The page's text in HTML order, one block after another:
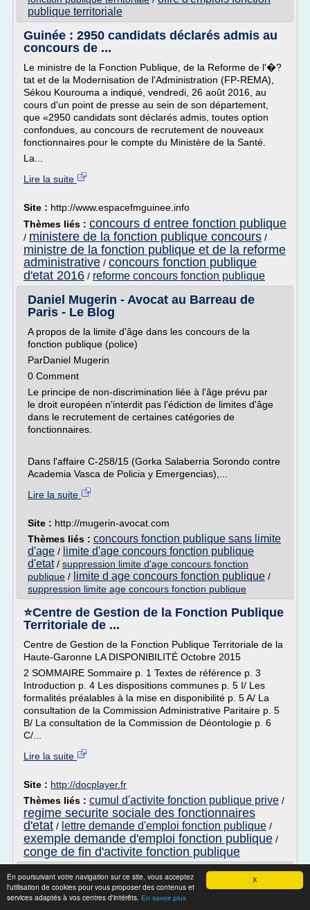
X
En poursuivant votre navigation sur ce site, vous acceptez
l'utilisation de cookies pour vous proposer des contenus et
services adaptés à vos centres d'intérêts. En savoir plus
publique territoriale
Guinée : 2950 candidats déclarés admis au
concours de ...
Le ministre de la Fonction Publique, de la Reforme de l'�?
tat et de la Modernisation de l'Administration (FP-REMA),
Sékou Kourouma a indiqué, vendredi, 26 août 2016, au
cours d'un point de presse au sein de son département,
que «2950 candidats sont déclarés admis, toutes option
confondues, au concours de recrutement de nouveaux
fonctionnaires pour le compte du Ministère de la Santé.
La...
Lire la suite
Site : http://www.espacefmguinee.info
Thèmes liés : concours d entree fonction publique
/ ministere de la fonction publique concours /
ministre de la fonction publique et de la reforme
administrative / concours fonction publique
d'etat 2016 / reforme concours fonction publique
Daniel Mugerin - Avocat au Barreau de
Paris - Le Blog
A propos de la limite d'âge dans les concours de la
fonction publique (police)
ParDaniel Mugerin
0 Comment
Le principe de non-discrimination liée à l'âge prévu par
le droit européen n'interdit pas l'édiction de limites d'âge
dans le recrutement de certaines catégories de
fonctionnaires.
Dans l'affaire C-258/15 (Gorka Salaberria Sorondo contre
Academia Vasca de Policia y Emergencias),...
Lire la suite
Site : http://mugerin-avocat.com
Thèmes liés : concours fonction publique sans limite
d'age / limite d'age concours fonction publique
d'etat/ suppression limite d'age concours fonction
publique / limite d age concours fonction publique /
suppression limite age concours fonction publique
⭐Centre de Gestion de la Fonction Publique
Territoriale de ...
Centre de Gestion de la Fonction Publique Territoriale de la
Haute-Garonne LA DISPONIBILITÉ Octobre 2015
2 SOMMAIRE Sommaire p. 1 Textes de référence p. 3
Introduction p. 4 Les dispositions communes p. 5 I/ Les
formalités préalables à la mise en disponibilité p. 5 A/ La
consultation de la Commission Administrative Paritaire p. 5
B/ La consultation de la Commission de Déontologie p. 6
C/...
Lire la suite
Site : http://docplayer.fr
Thèmes liés : cumul d'activite fonction publique prive /
regime securite sociale des fonctionnaires
d'etat / lettre demande d'emploi fonction publique /
exemple demande d'emploi fonction publique /
conge de fin d'activite fonction publique
CDG 40 - La période de stage et la
titularisation